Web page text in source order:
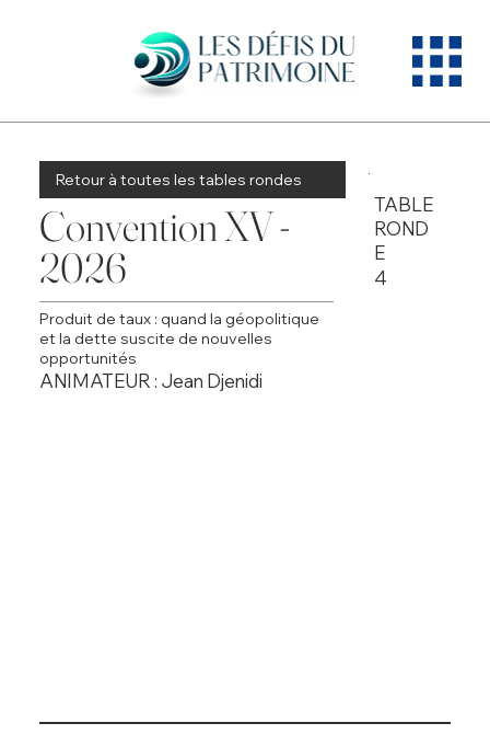
Retour à toutes les tables rondes
Convention XV -
2026
Produit de taux : quand la géopolitique
et la dette suscite de nouvelles
opportunités
ANIMATEUR : Jean Djenidi
TABLE
ROND
E
4